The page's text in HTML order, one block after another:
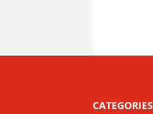
CATEGORIES